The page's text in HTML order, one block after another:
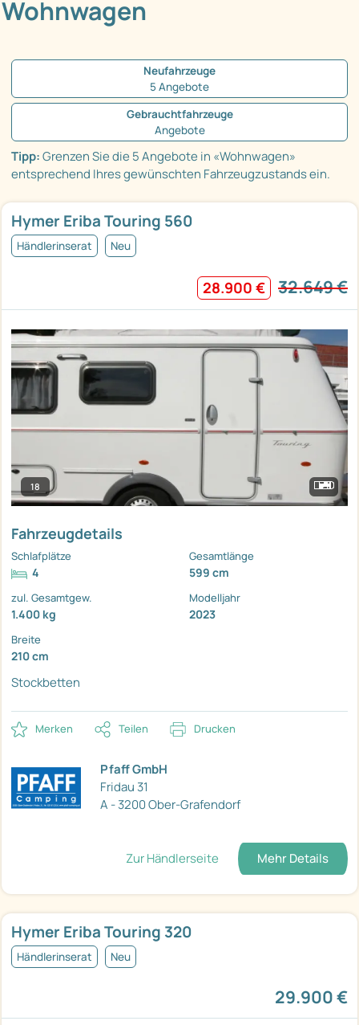
Wohnwagen
Neufahrzeuge
5 Angebote
Gebrauchtfahrzeuge
Angebote
Tipp:Grenzen Sie die 5 Angebote in «Wohnwagen»
entsprechend Ihres gewünschten Fahrzeugzustands ein.
Hymer Eriba Touring 560
Händlerinserat Neu
28.900 € 32.649 €
18
Fahrzeugdetails
Schlafplätze
4
Gesamtlänge
599 cm
zul. Gesamtgew.
1.400 kg
Modelljahr
2023
Breite
210 cm
Stockbetten
Merken Teilen Drucken
Pfaff GmbH
Fridau 31
A - 3200 Ober-Grafendorf
Zur Händlerseite Mehr Details
Hymer Eriba Touring 320
Händlerinserat Neu
29.900 €